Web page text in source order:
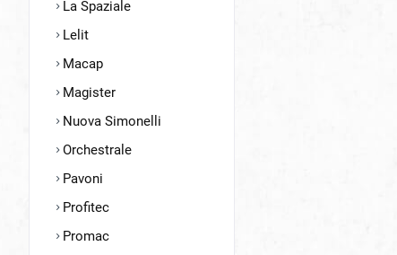
La Spaziale
Lelit
Macap
Magister
Nuova Simonelli
Orchestrale
Pavoni
Profitec
Promac